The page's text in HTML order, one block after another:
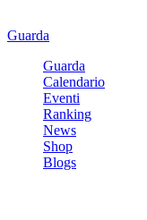
Guarda
Guarda
Calendario
Eventi
Ranking
News
Shop
Blogs